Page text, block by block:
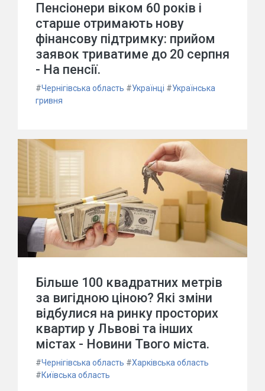
Пенсіонери віком 60 років і
старше отримають нову
фінансову підтримку: прийом
заявок триватиме до 20 серпня
- На пенсії.
#Чернігівська область #Українці #Українська
гривня
Більше 100 квадратних метрів
за вигідною ціною? Які зміни
відбулися на ринку просторих
квартир у Львові та інших
містах - Новини Твого міста.
#Чернігівська область #Харківська область
#Київська область